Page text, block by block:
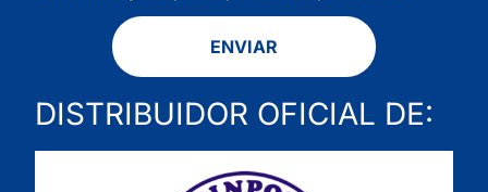
ENVIAR
DISTRIBUIDOR OFICIAL DE: